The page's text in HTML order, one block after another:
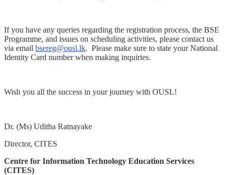
If you have any queries regarding the registration process, the BSE
Programme, and issues on scheduling activities, please contact us
via email bsereg@ousl.lk. Please make sure to state your National
Identity Card number when making inquiries.
Wish you all the success in your journey with OUSL!
Dr. (Ms) Uditha Ratnayake
Director, CITES
Centre for Information Technology Education Services
(CITES)